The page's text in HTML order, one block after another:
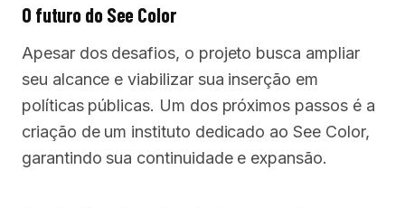
O futuro do See Color
Apesar dos desafios, o projeto busca ampliar
seu alcance e viabilizar sua inserção em
políticas públicas. Um dos próximos passos é a
criação de um instituto dedicado ao See Color,
garantindo sua continuidade e expansão.